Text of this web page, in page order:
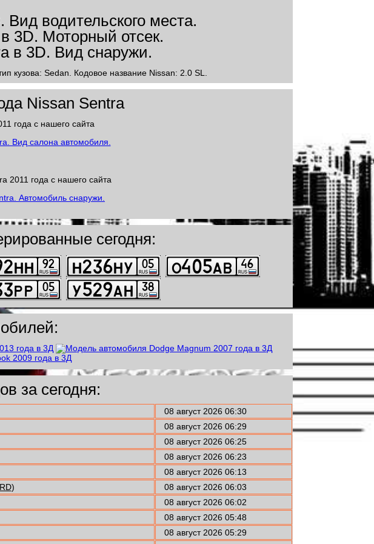
кузова: Sedan. Кодовое название Nissan: 2.0 SL.
Nissan Sentra
года с нашего сайта
2011 года с нашего сайта
сегодня:
за сегодня:
08 август 2026 06:30
08 август 2026 06:29
08 август 2026 06:25
08 август 2026 06:23
08 август 2026 06:13
)
08 август 2026 06:03
08 август 2026 06:02
08 август 2026 05:48
08 август 2026 05:29